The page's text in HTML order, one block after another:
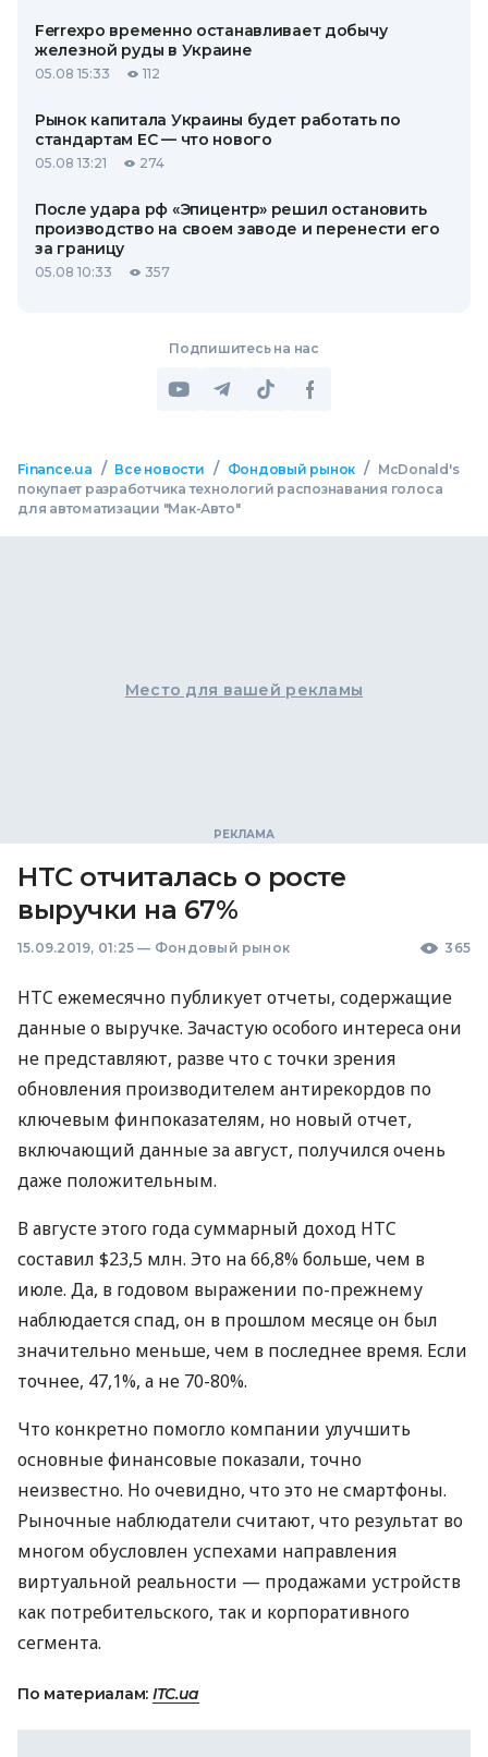
Ferrexpo временно останавливает добычу
железной руды в Украине
05.08 15:33 112
Рынок капитала Украины будет работать по
стандартам ЕС — что нового
05.08 13:21 274
После удара рф «Эпицентр» решил остановить
производство на своем заводе и перенести его
за границу
05.08 10:33 357
Подпишитесь на нас
Finance.ua / Все новости / Фондовый рынок /
McDonald's
покупает разработчика технологий распознавания голоса
для автоматизации "Мак-Авто"
Место для вашей рекламы
HTC отчиталась о росте
выручки на 67%
15.09.2019, 01:25 — Фондовый рынок 365
HTC ежемесячно публикует отчеты, содержащие
данные о выручке. Зачастую особого интереса они
не представляют, разве что с точки зрения
обновления производителем антирекордов по
ключевым финпоказателям, но новый отчет,
включающий данные за август, получился очень
даже положительным.
В августе этого года суммарный доход HTC
составил $23,5 млн. Это на 66,8% больше, чем в
июле. Да, в годовом выражении по-прежнему
наблюдается спад, он в прошлом месяце он был
значительно меньше, чем в последнее время. Если
точнее, 47,1%, а не 70-80%.
Что конкретно помогло компании улучшить
основные финансовые показали, точно
неизвестно. Но очевидно, что это не смартфоны.
Рыночные наблюдатели считают, что результат во
многом обусловлен успехами направления
виртуальной реальности — продажами устройств
как потребительского, так и корпоративного
сегмента.
По материалам: ITC.ua